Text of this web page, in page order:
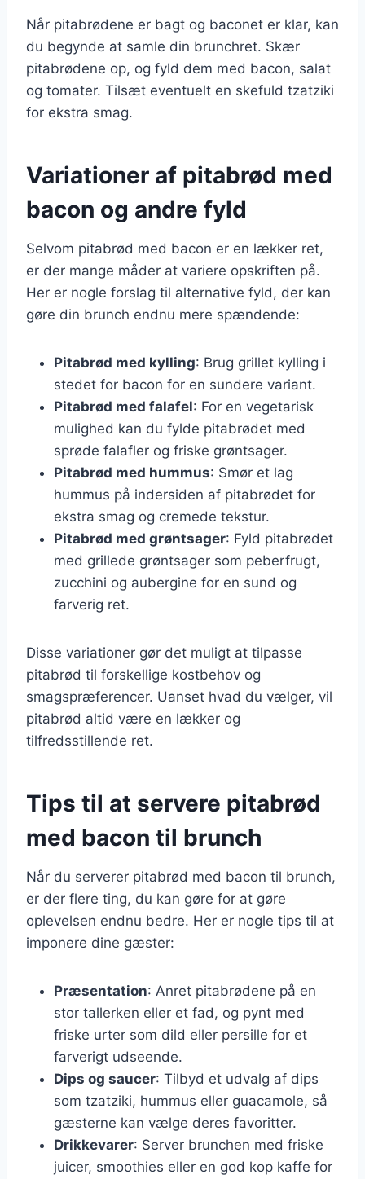
Når pitabrødene er bagt og baconet er klar, kan
du begynde at samle din brunchret. Skær
pitabrødene op, og fyld dem med bacon, salat
og tomater. Tilsæt eventuelt en skefuld tzatziki
for ekstra smag.
Variationer af pitabrød med
bacon og andre fyld
Selvom pitabrød med bacon er en lækker ret,
er der mange måder at variere opskriften på.
Her er nogle forslag til alternative fyld, der kan
gøre din brunch endnu mere spændende:
Pitabrød med kylling: Brug grillet kylling i
stedet for bacon for en sundere variant.
Pitabrød med falafel: For en vegetarisk
mulighed kan du fylde pitabrødet med
sprøde falafler og friske grøntsager.
Pitabrød med hummus: Smør et lag
hummus på indersiden af pitabrødet for
ekstra smag og cremede tekstur.
Pitabrød med grøntsager: Fyld pitabrødet
med grillede grøntsager som peberfrugt,
zucchini og aubergine for en sund og
farverig ret.
Disse variationer gør det muligt at tilpasse
pitabrød til forskellige kostbehov og
smagspræferencer. Uanset hvad du vælger, vil
pitabrød altid være en lækker og
tilfredsstillende ret.
Tips til at servere pitabrød
med bacon til brunch
Når du serverer pitabrød med bacon til brunch,
er der flere ting, du kan gøre for at gøre
oplevelsen endnu bedre. Her er nogle tips til at
imponere dine gæster:
Præsentation: Anret pitabrødene på en
stor tallerken eller et fad, og pynt med
friske urter som dild eller persille for et
farverigt udseende.
Dips og saucer: Tilbyd et udvalg af dips
som tzatziki, hummus eller guacamole, så
gæsterne kan vælge deres favoritter.
Drikkevarer: Server brunchen med friske
juicer, smoothies eller en god kop kaffe for